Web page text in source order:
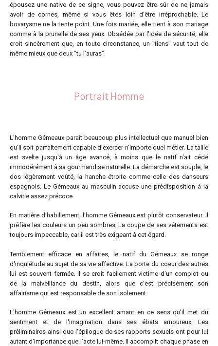
épousez une native de ce signe, vous pouvez être sûr de ne jamais
avoir de cornes, même si vous êtes loin d'être irréprochable. Le
bovarysme ne la tente point. Une fois mariée, elle tient à son mariage
comme à la prunelle de ses yeux. Obsédée par l'idée de sécurité, elle
croit sincèrement que, en toute circonstance, un "tiens" vaut tout de
même mieux que deux "tu l'auras".
Portrait Homme
L'homme Gémeaux paraît beaucoup plus intellectuel que manuel bien
qu'il soit parfaitement capable d'exercer n'importe quel métier. La taille
est svelte jusqu'à un âge avancé, à moins que le natif n'ait cédé
immodérément à sa gourmandise naturelle. La démarche est souple, le
dos légèrement voûté, la hanche étroite comme celle des danseurs
espagnols. Le Gémeaux au masculin accuse une prédisposition à la
calvitie assez précoce.
En matière d'habillement, l'homme Gémeaux est plutôt conservateur. Il
préfère les couleurs un peu sombres. La coupe de ses vêtements est
toujours impeccable, car il est très exigeant à cet égard.
Terriblement efficace en affaires, le natif du Gémeaux se ronge
d'inquiétude au sujet de sa vie affective. La porte du coeur des autres
lui est souvent fermée. Il se croit facilement victime d'un complot ou
de la malveillance du destin, alors que c'est précisément son
affairisme qui est responsable de son isolement.
L'homme Gémeaux est un excellent amant en ce sens qu'il met du
sentiment et de l'imagination dans ses ébats amoureux. Les
préliminaires ainsi que l'épilogue de ses rapports sexuels ont pour lui
autant d'importance que l'acte lui-même. Il accomplit chaque phase en